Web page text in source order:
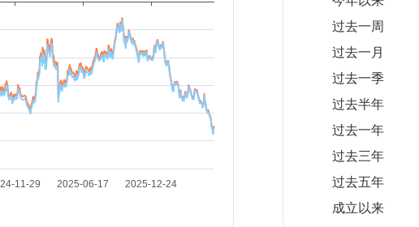
过去一周
过去一月
过去一季
过去半年
过去一年
过去三年
过去五年
成立以来
2026-
0.6362
08-06
2026-
08-05
0.6503
2026-
08-04
0.6473
2026-
0.6465